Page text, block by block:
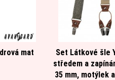
mat
Set Látkové šle
středem a
35 mm, motýlek